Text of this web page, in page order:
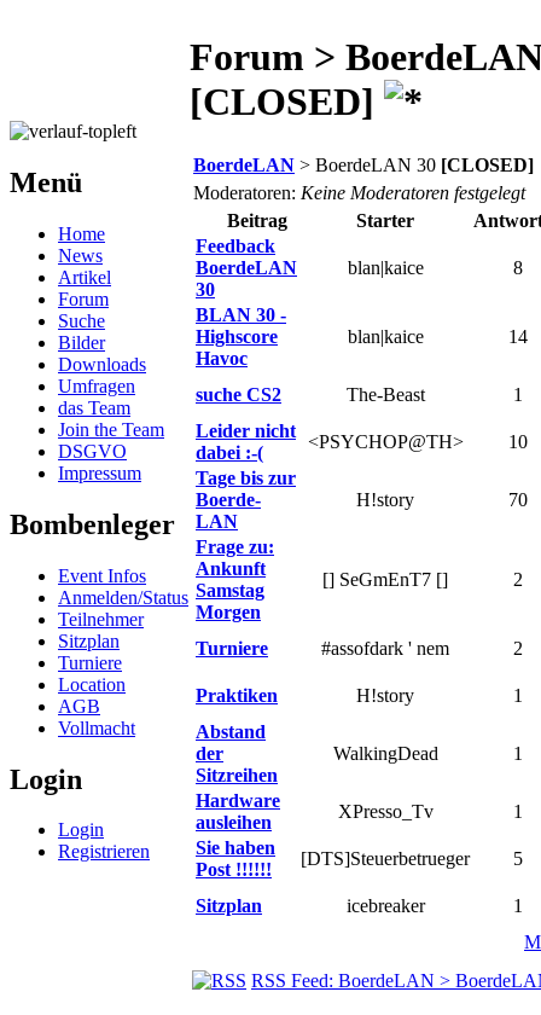
Menü
Home
News
Artikel
Forum
Suche
Bilder
Downloads
Umfragen
das Team
Join the Team
DSGVO
Impressum
Bombenleger
Event Infos
Anmelden/Status
Teilnehmer
Sitzplan
Turniere
Location
AGB
Vollmacht
Login
Login
Registrieren
Forum >
[CLOSED]
BoerdeLAN > BoerdeLAN 30 [CLOSED]
Moderatoren: Keine Moderatoren festgelegt
Beitrag
Starter
Feedback
BoerdeLAN
30
blan|kaice 8
BLAN 30 -
Highscore
Havoc
blan|kaice 14
suche CS2 The-Beast
1
Leider nicht
dabei :-(
<PSYCHOP@TH>
10
Tage bis zur
Boerde-
LAN
H!story 70
Frage zu:
Ankunft
Samstag
Morgen
[] SeGmEnT7 [] 2
Turniere #assofdark ' nem 2
Praktiken H!story
1
Abstand
der
Sitzreihen
WalkingDead 1
Hardware
ausleihen
XPresso_Tv
1
Sie haben
Post !!!!!!
[DTS]Steuerbetrueger 5
Sitzplan icebreaker
1
RSS Feed: BoerdeLAN >